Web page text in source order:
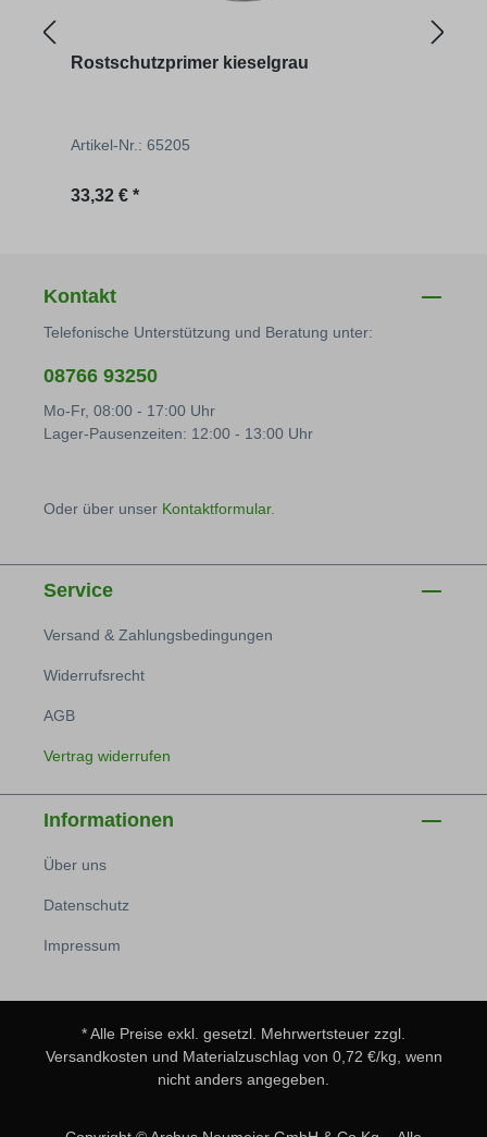
Rostschutzprimer kieselgrau
Artikel-Nr.: 65205
Regulärer Preis:
33,32 € *
Kontakt
Telefonische Unterstützung und Beratung unter:
08766 93250
Mo-Fr, 08:00 - 17:00 Uhr
Lager-Pausenzeiten: 12:00 - 13:00 Uhr
Oder über unser Kontaktformular.
Service
Versand & Zahlungsbedingungen
Widerrufsrecht
AGB
Vertrag widerrufen
Informationen
Über uns
Datenschutz
Impressum
* Alle Preise exkl. gesetzl. Mehrwertsteuer zzgl.
Versandkosten und Materialzuschlag von 0,72 €/kg, wenn
nicht anders angegeben.